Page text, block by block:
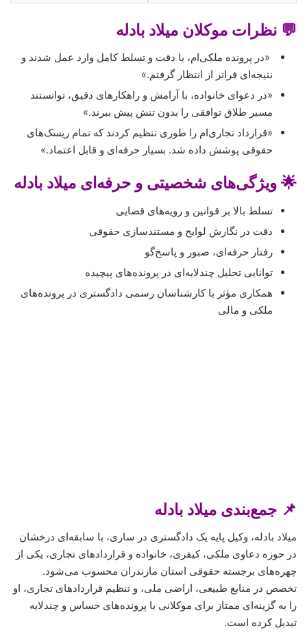
💬 نظرات موکلان میلاد بادله
«در پرونده ملکی‌ام، با دقت و تسلط کامل وارد عمل شدند و
نتیجه‌ای فراتر از انتظار گرفتم.»
«در دعوای خانواده، با آرامش و راهکارهای دقیق، توانستند
مسیر طلاق توافقی را بدون تنش پیش ببرند.»
«قرارداد تجاری‌ام را طوری تنظیم کردند که تمام ریسک‌های
حقوقی پوشش داده شد. بسیار حرفه‌ای و قابل اعتماد.»
🌟 ویژگی‌های شخصیتی و حرفه‌ای میلاد بادله
تسلط بالا بر قوانین و رویه‌های قضایی
دقت در نگارش لوایح و مستندسازی حقوقی
رفتار حرفه‌ای، صبور و پاسخ‌گو
توانایی تحلیل چندلایه‌ای در پرونده‌های پیچیده
همکاری مؤثر با کارشناسان رسمی دادگستری در پرونده‌های
ملکی و مالی
📌 جمع‌بندی میلاد بادله
میلاد بادله، وکیل پایه یک دادگستری در ساری، با سابقه‌ای درخشان
در حوزه دعاوی ملکی، کیفری، خانواده و قراردادهای تجاری، یکی از
چهره‌های برجسته حقوقی استان مازندران محسوب می‌شود.
تخصص در منابع طبیعی، اراضی ملی، و تنظیم قراردادهای تجاری، او
را به گزینه‌ای ممتاز برای موکلانی با پرونده‌های حساس و چندلایه
تبدیل کرده است.